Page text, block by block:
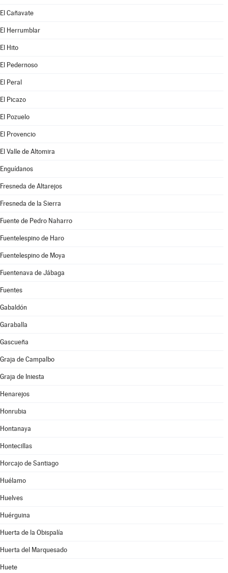
El Cañavate
El Herrumblar
El Hito
El Pedernoso
El Peral
El Picazo
El Pozuelo
El Provencio
El Valle de Altomira
Enguídanos
Fresneda de Altarejos
Fresneda de la Sierra
Fuente de Pedro Naharro
Fuentelespino de Haro
Fuentelespino de Moya
Fuentenava de Jábaga
Fuentes
Gabaldón
Garaballa
Gascueña
Graja de Campalbo
Graja de Iniesta
Henarejos
Honrubia
Hontanaya
Hontecillas
Horcajo de Santiago
Huélamo
Huelves
Huérguina
Huerta de la Obispalía
Huerta del Marquesado
Huete